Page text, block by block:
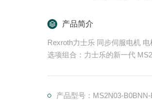
产品简介
Rexroth力士乐 同步伺服电机 电机和齿轮箱 更大的扭矩、更高的速度、实用的单电缆连接和广泛的
选项组合：力士乐的新一代
产品型号：MS2N03-B0BNN-